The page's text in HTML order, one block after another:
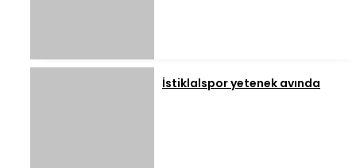
İstiklalspor yetenek avında